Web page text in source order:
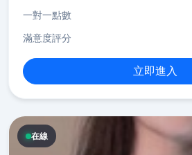
一對一點數
滿意度評分
立即進入
在線